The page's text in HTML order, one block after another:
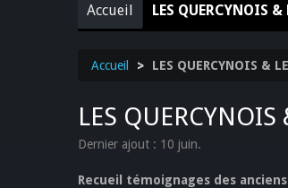
Accueil LES QUERCYNOIS &
Accueil > LES QUERCYNOIS &
LES QUERCYNOIS
Dernier ajout : 10 juin.
Recueil témoignages des